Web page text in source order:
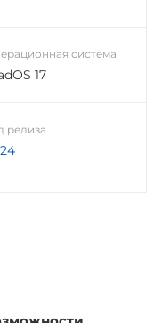
система
17
релиза